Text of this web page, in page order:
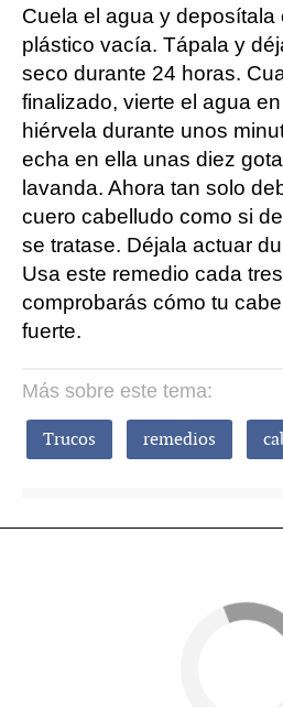
Cuela el agua y deposítala
plástico vacía. Tápala y
seco durante 24 horas.
finalizado, vierte el agua
hiérvela durante unos
echa en ella unas diez
lavanda. Ahora tan solo
cuero cabelludo como si
se tratase. Déjala actuar
Usa este remedio cada
comprobarás cómo tu
fuerte.
Más sobre este tema:
Trucos remedios